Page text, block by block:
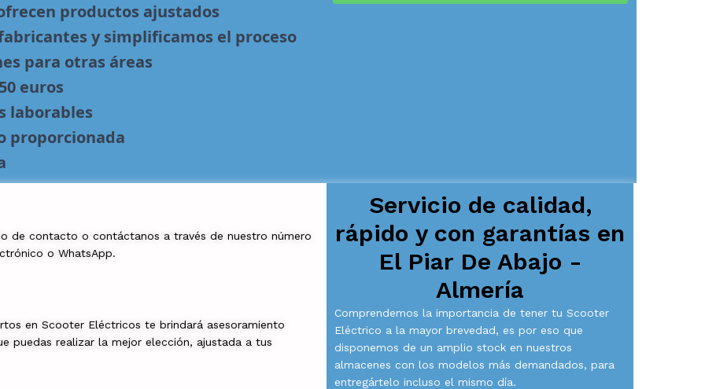
productos ajustados
y simplificamos el proceso
para otras áreas
euros
laborables
proporcionada
de contacto o contáctanos a través de nuestro número
o WhatsApp.
en Scooter Eléctricos te brindará asesoramiento
puedas realizar la mejor elección, ajustada a tus
Servicio de calidad,
rápido y con garantías en
El Piar De Abajo -
Almería
Comprendemos la importancia de tener tu Scooter
Eléctrico a la mayor brevedad, es por eso que
disponemos de un amplio stock en nuestros
almacenes con los modelos más demandados, para
entregártelo incluso el mismo día.